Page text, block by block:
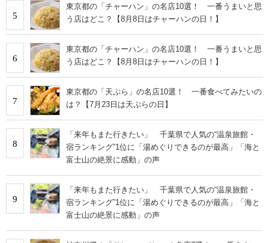
5
東京都の「チャーハン」の名店10選！ 一番うまいと思
う店はどこ？【8月8日はチャーハンの日！】
6
東京都の「チャーハン」の名店10選！ 一番うまいと思
う店はどこ？【8月8日はチャーハンの日！】
7
東京都の「天ぷら」の名店10選！ 一番食べてみたいの
は？【7月23日は天ぷらの日】
8
「来年もまた行きたい」 千葉県で人気の“温泉旅館・
宿ランキング”1位に「湯めぐりできるのが最高」「海と
富士山の絶景に感動」の声
9
「来年もまた行きたい」 千葉県で人気の“温泉旅館・
宿ランキング”1位に「湯めぐりできるのが最高」「海と
富士山の絶景に感動」の声